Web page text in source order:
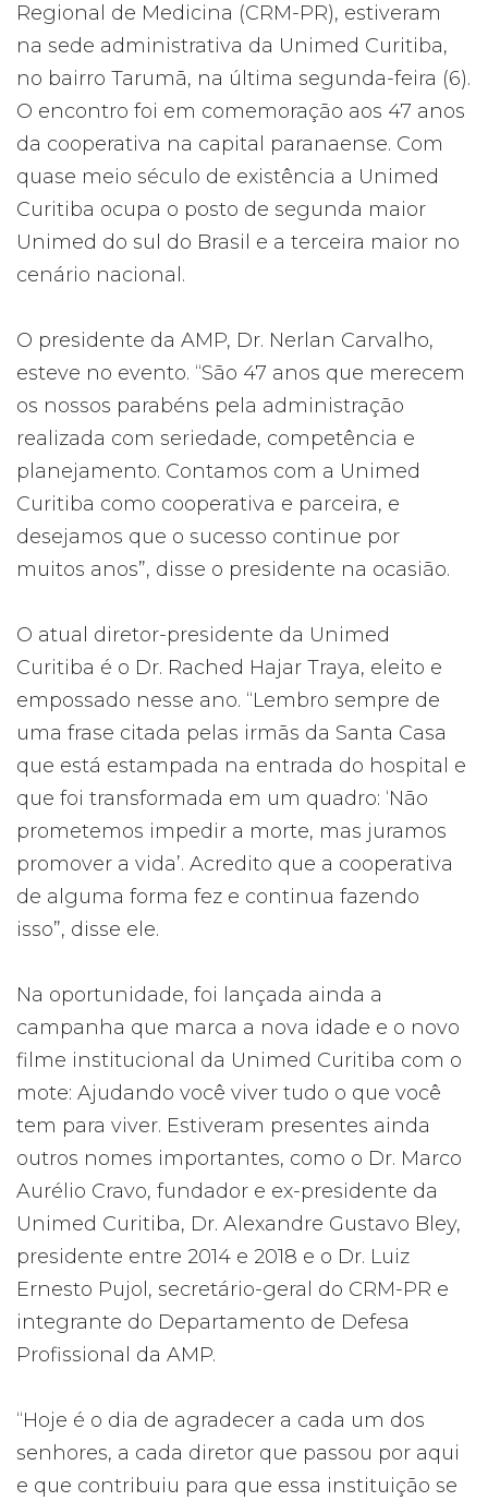
Regional de Medicina (CRM-PR), estiveram
na sede administrativa da Unimed Curitiba,
no bairro Tarumã, na última segunda-feira (6).
O encontro foi em comemoração aos 47 anos
da cooperativa na capital paranaense. Com
quase meio século de existência a Unimed
Curitiba ocupa o posto de segunda maior
Unimed do sul do Brasil e a terceira maior no
cenário nacional.
O presidente da AMP, Dr. Nerlan Carvalho,
esteve no evento. “São 47 anos que merecem
os nossos parabéns pela administração
realizada com seriedade, competência e
planejamento. Contamos com a Unimed
Curitiba como cooperativa e parceira, e
desejamos que o sucesso continue por
muitos anos”, disse o presidente na ocasião.
O atual diretor-presidente da Unimed
Curitiba é o Dr. Rached Hajar Traya, eleito e
empossado nesse ano. “Lembro sempre de
uma frase citada pelas irmãs da Santa Casa
que está estampada na entrada do hospital e
que foi transformada em um quadro: ‘Não
prometemos impedir a morte, mas juramos
promover a vida’. Acredito que a cooperativa
de alguma forma fez e continua fazendo
isso”, disse ele.
Na oportunidade, foi lançada ainda a
campanha que marca a nova idade e o novo
filme institucional da Unimed Curitiba com o
mote: Ajudando você viver tudo o que você
tem para viver. Estiveram presentes ainda
outros nomes importantes, como o Dr. Marco
Aurélio Cravo, fundador e ex-presidente da
Unimed Curitiba, Dr. Alexandre Gustavo Bley,
presidente entre 2014 e 2018 e o Dr. Luiz
Ernesto Pujol, secretário-geral do CRM-PR e
integrante do Departamento de Defesa
Profissional da AMP.
“Hoje é o dia de agradecer a cada um dos
senhores, a cada diretor que passou por aqui
e que contribuiu para que essa instituição se